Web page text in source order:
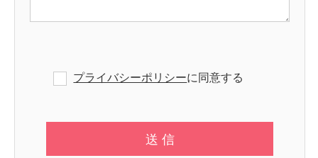
プライバシーポリシーに同意する